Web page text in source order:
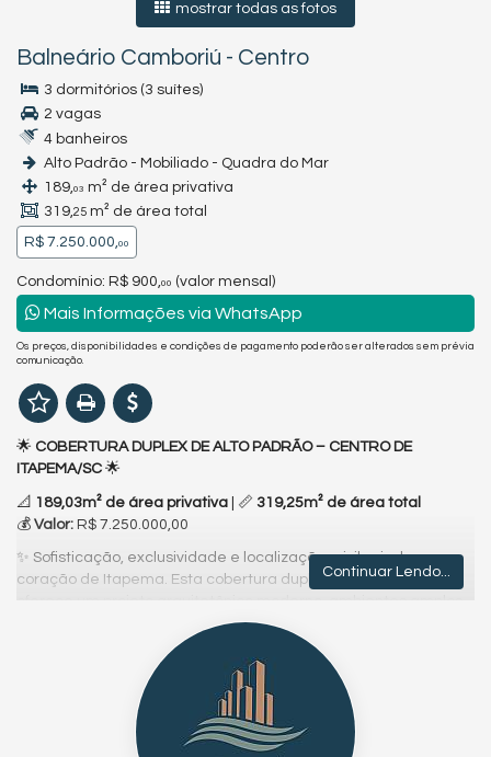
mostrar todas as fotos
Balneário Camboriú - Centro
3 dormitórios (3 suítes)
2 vagas
4 banheiros
Alto Padrão - Mobiliado - Quadra do Mar
189,03 m² de área privativa
319,25 m² de área total
R$ 7.250.000,00
Condomínio: R$ 900, 00 (valor mensal)
Mais Informações via WhatsApp
Os preços, disponibilidades e condições de pagamento poderão ser alterados sem prévia
comunicação.
🌟 COBERTURA DUPLEX DE ALTO PADRÃO – CENTRO DE
ITAPEMA/SC 🌟
📐 189,03m² de área privativa | 📏 319,25m² de área total
💰 Valor: R$ 7.250.000,00
✨ Sofisticação, exclusividade e localização privilegiada no
coração de Itapema. Esta cobertura duplex de alto padrão
oferece um projeto arquitetônico moderno, ambientes amplos
e uma estrutura completa para quem busca conforto, vista
privilegiada e estilo de vida elevado no litoral catarinense.
Destaques da cobertura:
✔️ Ampla área privativa com excelente distribuição interna
✔️ Espaços integrados entre salas, cozinha e áreas sociais
✔️ Acabamentos nobres e modernos em todos os ambientes
Continuar Lendo...